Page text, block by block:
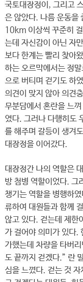
국토대장정이, 그리고
은 않았다. 나름 운동을
10km 이상씩 꾸준히
는데 자신감이 아닌 자
보다 한계는 빨리 찾아
하는 오르막에서는 정
으로 버티며 걷기도 하
의견이 맞지 않아 의견
무분담에서 혼란을 느
였다. 그러나 다행히도
를 해주며 갈등이 생겨
대장정을 이어갔다.
대장정간 나의 역할은
방 첨병 역할이었다. 그
챙기는 역할을 병행하
류하여 대원들과 함께
않고 있다. 걷는데 제한
가 걸어야 의미가 있다.
가했는데 차량을 타버
도 끝까지 걷겠다.” 란
심을 느꼈다. 걷는 것